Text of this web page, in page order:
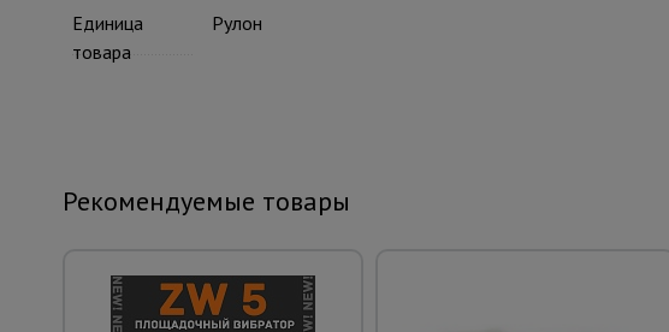
Единица
товара
Рулон
Рекомендуемые товары